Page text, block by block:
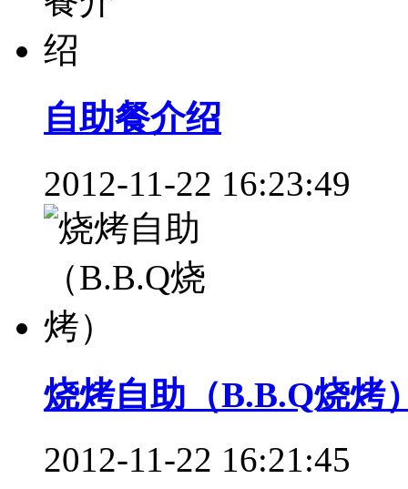
自助餐介绍
2012-11-22 16:23:49
烧烤自助（B.B.Q烧烤
2012-11-22 16:21:45